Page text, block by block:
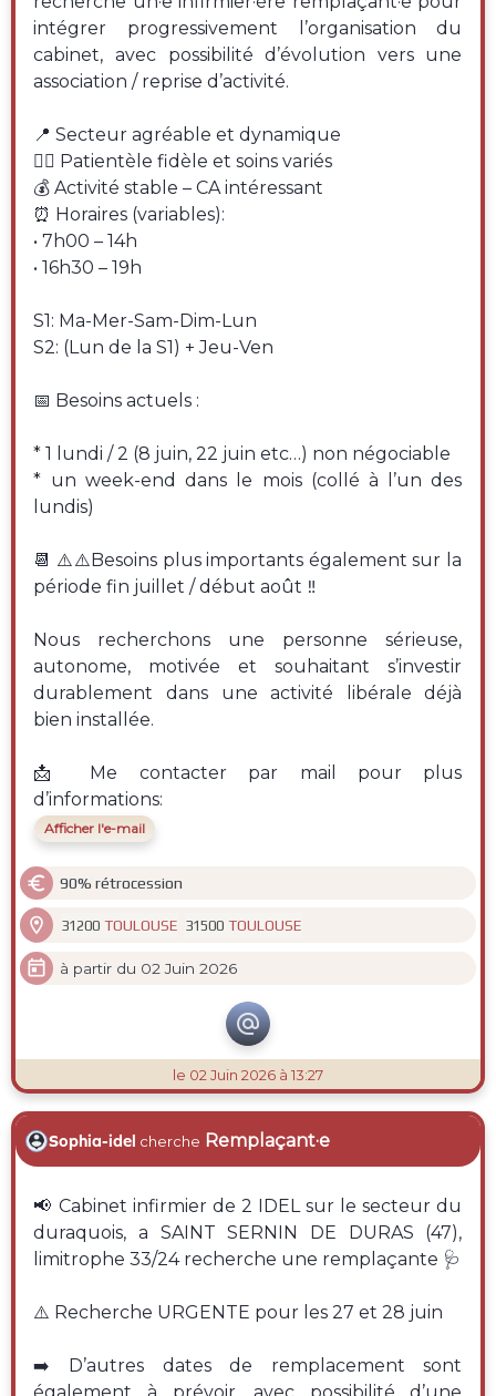
intégrer progressivement l’organisation du
cabinet, avec possibilité d’évolution vers une
association / reprise d’activité.
📍 Secteur agréable et dynamique
👩‍⚕️ Patientèle fidèle et soins variés
💰 Activité stable – CA intéressant
⏰ Horaires (variables):
• 7h00 – 14h
• 16h30 – 19h
S1: Ma-Mer-Sam-Dim-Lun
S2: (Lun de la S1) + Jeu-Ven
📅 Besoins actuels :
* 1 lundi / 2 (8 juin, 22 juin etc…) non négociable
* un week-end dans le mois (collé à l’un des
lundis)
📆 ⚠️⚠️Besoins plus importants également sur la
période fin juillet / début août ‼️
Nous recherchons une personne sérieuse,
autonome, motivée et souhaitant s’investir
durablement dans une activité libérale déjà
bien installée.
📩 Me contacter par mail pour plus
d’informations:
Afficher l'e-mail
 90% rétrocession
 31200 TOULOUSE 31500 TOULOUSE
 à partir du 02 Juin 2026

le 02 Juin 2026 à 13:27
Sophia-idel cherche Remplaçant·e
📢 Cabinet infirmier de 2 IDEL sur le secteur du
duraquois, a SAINT SERNIN DE DURAS (47),
limitrophe 33/24 recherche une remplaçante 🩺
⚠️ Recherche URGENTE pour les 27 et 28 juin
➡️ D’autres dates de remplacement sont